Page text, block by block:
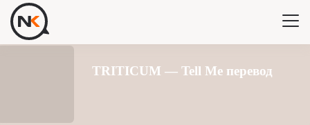
TRITICUM — Tell Me перевод